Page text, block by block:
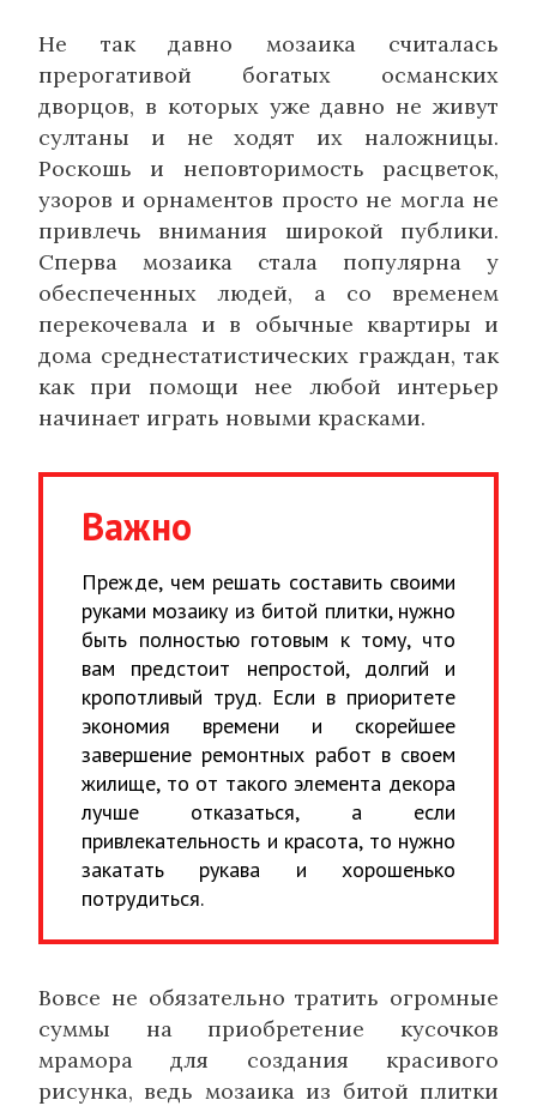
Не так давно мозаика считалась
прерогативой богатых османских
дворцов, в которых уже давно не живут
султаны и не ходят их наложницы.
Роскошь и неповторимость расцветок,
узоров и орнаментов просто не могла не
привлечь внимания широкой публики.
Сперва мозаика стала популярна у
обеспеченных людей, а со временем
перекочевала и в обычные квартиры и
дома среднестатистических граждан, так
как при помощи нее любой интерьер
начинает играть новыми красками.
Важно
Прежде, чем решать составить своими
руками мозаику из битой плитки, нужно
быть полностью готовым к тому, что
вам предстоит непростой, долгий и
кропотливый труд. Если в приоритете
экономия времени и скорейшее
завершение ремонтных работ в своем
жилище, то от такого элемента декора
лучше отказаться, а если
привлекательность и красота, то нужно
закатать рукава и хорошенько
потрудиться.
Вовсе не обязательно тратить огромные
суммы на приобретение кусочков
мрамора для создания красивого
рисунка, ведь мозаика из битой плитки